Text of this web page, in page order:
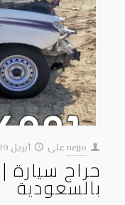
nejjo على أبريل 29, 2021
حراج سيارة
بالسعودية